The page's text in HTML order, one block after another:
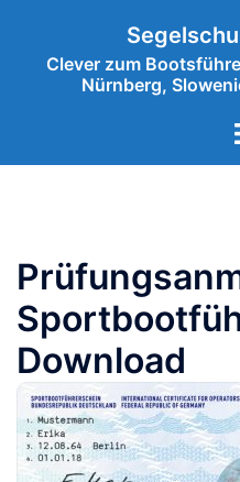
springenClever zum
Nürnberg,
Download